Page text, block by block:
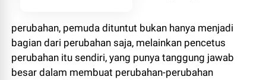
perubahan, pemuda dituntut bukan hanya menjadi
bagian dari perubahan saja, melainkan pencetus
perubahan itu sendiri, yang punya tanggung jawab
besar dalam membuat perubahan-perubahan